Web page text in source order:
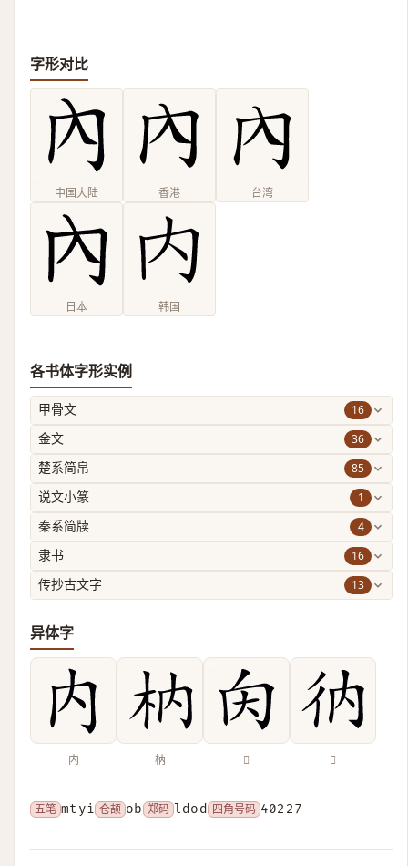
字形对比
中国大陆 香港 台湾
日本 韩国
各书体字形实例
甲骨文 16
金文 36
楚系简帛 85
说文小篆 1
秦系简牍 4
隶书 16
传抄古文字 13
异体字
内 枘 𡗠 𢓇
五笔 mtyi 仓颉 ob 郑码 ldod 四角号码 40227